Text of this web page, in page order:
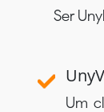
Ser
Um